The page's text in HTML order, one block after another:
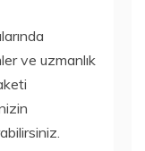
ve uzmanlık